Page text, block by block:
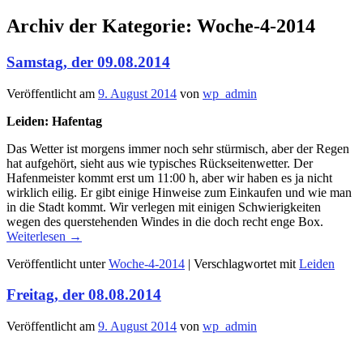
Archiv der Kategorie: Woche-4-2014
Samstag, der 09.08.2014
Veröffentlicht am 9. August 2014 von wp_admin
Leiden: Hafentag
Das Wetter ist morgens immer noch sehr stürmisch, aber der Regen
hat aufgehört, sieht aus wie typisches Rückseitenwetter. Der
Hafenmeister kommt erst um 11:00 h, aber wir haben es ja nicht
wirklich eilig. Er gibt einige Hinweise zum Einkaufen und wie man
in die Stadt kommt. Wir verlegen mit einigen Schwierigkeiten
wegen des querstehenden Windes in die doch recht enge Box.
Weiterlesen →
Veröffentlicht unter Woche-4-2014 | Verschlagwortet mit Leiden
Freitag, der 08.08.2014
Veröffentlicht am 9. August 2014 von wp_admin